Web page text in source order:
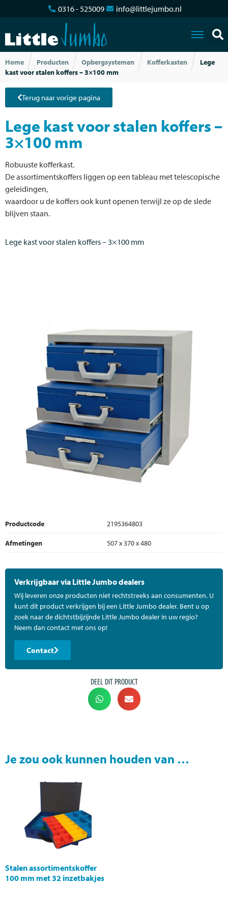
0316 - 525009 info@littlejumbo.nl
Home Producten Opbergsystemen Kofferkasten
Lege
kast voor stalen koffers – 3×100 mm
Terug naar vorige pagina
Lege kast voor stalen koffers –
3×100 mm
Robuuste kofferkast.
De assortimentskoffers liggen op een tableau met telescopische
geleidingen,
waardoor u de koffers ook kunt openen terwijl ze op de slede
blijven staan.
Lege kast voor stalen koffers – 3×100 mm
Productcode
2195364803
Afmetingen
507 x 370 x 480
Verkrijgbaar via Little Jumbo dealers
Wij leveren onze producten niet rechtstreeks aan consumenten. U
kunt dit product verkrijgen bij een Little Jumbo dealer. Bent u op
zoek naar de dichtstbijzijnde Little Jumbo dealer in uw regio?
Neem dan contact met ons op!
Contact
DEEL DIT PRODUCT
Je zou ook kunnen houden van …
Stalen assortimentskoffer
100 mm met 32 inzetbakjes